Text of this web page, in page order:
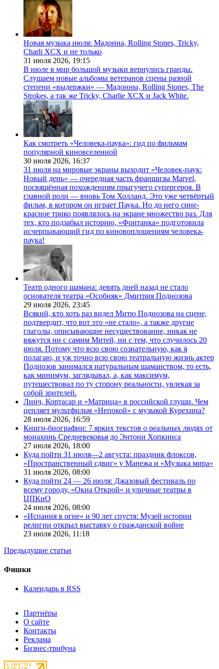
Новая музыка июля: Мадонна, Rolling Stones, Tricky,
Charli XCX и не только
31 июля 2026, 19:15
В июле в мир большой музыки вернулись гранды.
Слушаем новые альбомы ветеранов сцены разной
степени «выдержки» — Мадонны, Rolling Stones, The
Strokes, а так же Tricky, Charlie XCX и Jack White.
Как смотреть «Человека-паука»: гид по фильмам
популярной киновселенной
30 июля 2026, 16:37
31 июля на мировые экраны выходит «Человек-паук:
Новый день» — очередная часть франшизы Marvel,
посвящённая похождениям прыгучего супергероя. В
главной роли — вновь Том Холланд. Это уже четвёртый
фильм, в котором он играет Паука. Но до него сине-
красное трико появлялось на экране множество раз. Для
тех, кто подзабыл историю, «Фонтанка» подготовила
исчерпывающий гид по киновоплощениям человека-
паука!
Театр одного шамана: девять дней назад не стало
основателя театра «Особняк» Дмитрия Поднозова
29 июля 2026, 23:45
Всякий, кто хоть раз видел Митю Поднозова на сцене,
подтвердит, что вот это «не стало», а также другие
глаголы, описывающие несуществование, никак не
вяжутся ни с самим Митей, ни с тем, что случилось 20
июля. Потому что всю свою сознательную, как я
полагаю, и уж точно всю свою театральную жизнь актер
Поднозов занимался натуральным шаманством, то есть,
как минимум, заглядывал, а, как максимум,
путешествовал по ту сторону реальности, увлекая за
собой зрителей.
Линч, Кортасар и «Матрица» в российской глуши. Чем
цепляет мультфильм «Непокой» с музыкой Курехина?
28 июля 2026, 16:59
Книги-биографии: 7 ярких текстов о реальных людях от
монахинь Средневековья до Энтони Хопкинса
27 июля 2026, 18:00
Куда пойти 31 июля—2 августа: праздник флоксов,
«Пространственный сдвиг» у Манежа и «Музыка мира»
31 июля 2026, 08:00
Куда пойти 24 — 26 июля: Джазовый фестиваль по
всему городу, «Окна Открой» и уличные театры в
ЦПКиО
24 июля 2026, 08:00
«Испания в огне» и 90 лет спустя: Музей истории
религии открыл выставку о гражданской войне
23 июля 2026, 11:18
Предыдущие статьи
Фишки
Календарь в RSS
Партнёры
О сайте
Контакты
Реклама
Бизнес-трибуна